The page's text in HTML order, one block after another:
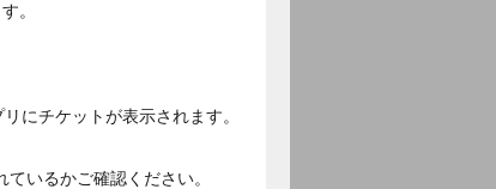
。
にチケットが表示されます。
いるかご確認ください。